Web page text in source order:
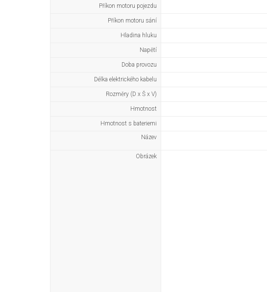
Příkon motoru pojezdu
Příkon motoru sání
Hladina hluku
Napětí
Doba provozu
Délka elektrického kabelu
Rozměry (D x Š x V)
Hmotnost
Hmotnost s bateriemi
Název
Obrázek